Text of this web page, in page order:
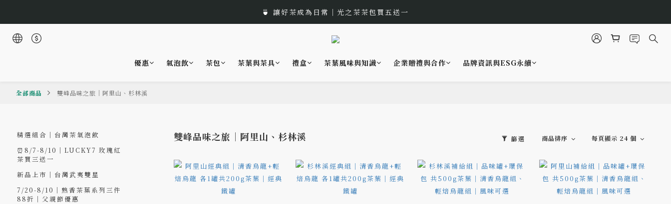
🎁 中秋佳節以茶獻禮｜茶包、茶葉禮品推薦
🍵 讓好茶成為日常｜光之茶茶包買五送一
🌟 全新風味上市｜《台灣武夷雙星》
🎁 中秋佳節以茶獻禮｜茶包、茶葉禮品推薦
優惠 氣泡飲 茶包 茶葉與茶具 禮盒 茶葉風味與知識 企業贈禮與合作 品牌資訊與ESG永續
全部商品 雙峰品味之旅｜阿里山、杉林溪
精選組合｜台灣茶氣泡飲
⏰8/7-8/10｜LUCKY7 玫瑰紅
茶買三送一
新品上市｜台灣武夷雙星
7/20-8/10｜熟香茶葉系列三件
88折｜父親節優惠
雙峰品味之旅｜阿里山、杉林溪 篩選 商品排序 每頁顯示 24 個